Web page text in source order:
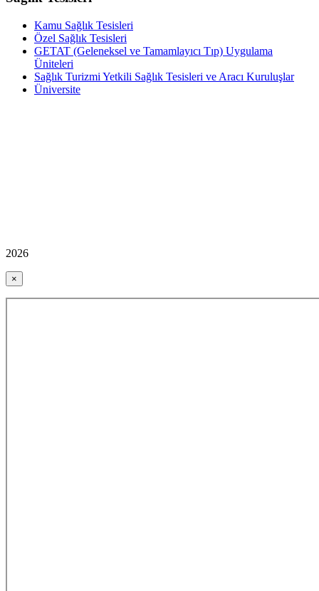
Kamu Sağlık Tesisleri
Özel Sağlık Tesisleri
GETAT (Geleneksel ve Tamamlayıcı Tıp) Uygulama
Üniteleri
Sağlık Turizmi Yetkili Sağlık Tesisleri ve Aracı Kuruluşlar
Üniversite
2026
×